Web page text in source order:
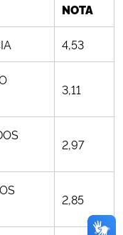
NOTA
4,53
3,11
2,97
2,85